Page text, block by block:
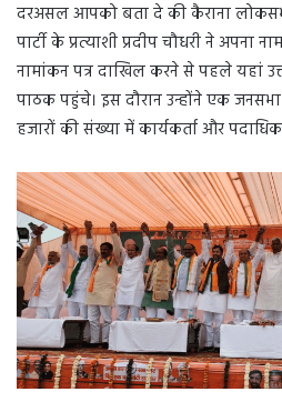
दरअसल आपको बता दे की कैराना
पार्टी के प्रत्याशी प्रदीप चौधरी ने अपना
नामांकन पत्र दाखिल करने से पहले यहां
पाठक पहुंचे। इस दौरान उन्होंने एक
हजारों की संख्या में कार्यकर्ता और